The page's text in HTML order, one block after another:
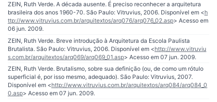
ZEIN, Ruth Verde. A década ausente. É preciso reconhecer a arquitetura
brasileira dos anos 1960-70. São Paulo: Vitruvius, 2006. Disponível em <h
ttp://www.vitruvius.com.br/arquitextos/arq076/arq076_02.asp> Acesso em
06 jun. 2009.
ZEIN, Ruth Verde. Breve introdução à Arquitetura da Escola Paulista
Brutalista. São Paulo: Vitruvius, 2006. Disponível em <http://www.vitruviu
s.com.br/arquitextos/arq069/arq069_01.asp> Acesso em 07 jun. 2009.
ZEIN, Ruth Verde. Brutalismo, sobre sua definição (ou, de como um rótulo
superficial é, por isso mesmo, adequado). São Paulo: Vitruvius, 2007.
Disponível em <http://www.vitruvius.com.br/arquitextos/arq084/arq084_0
0.asp> Acesso em 07 jun. 2009.